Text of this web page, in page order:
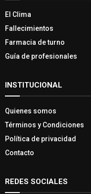
El Clima
Fallecimientos
Farmacia de turno
Guía de profesionales
INSTITUCIONAL
Quienes somos
Términos y Condiciones
Política de privacidad
Contacto
REDES SOCIALES